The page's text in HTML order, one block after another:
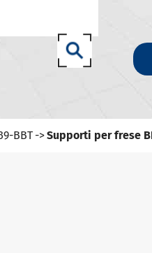
HSK-F portautensili
1)-HSK-T portautensili
BBT Supporti per frese